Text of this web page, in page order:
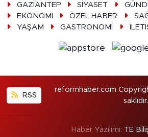
GAZİANTEP SİYASET
EKONOMİ
ÖZEL HABER
YAŞAM
GASTRONOMİ
RSS
reformhaber.com
saklıdır.
Haber Yazılımı: TE